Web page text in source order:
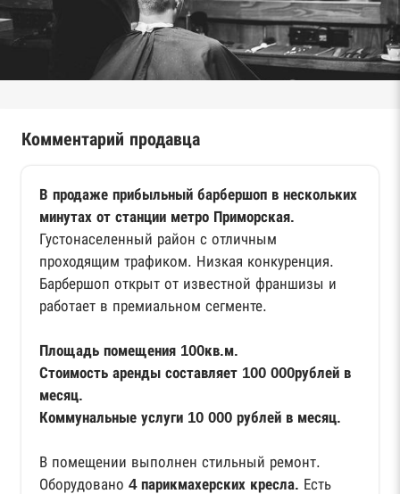
Комментарий продавца
В продаже прибыльный барбершоп в нескольких
минутах от станции метро Приморская.
Густонаселенный район с отличным
проходящим трафиком. Низкая конкуренция.
Барбершоп открыт от известной франшизы и
работает в премиальном сегменте.
Площадь помещения 100кв.м.
Стоимость аренды составляет 100 000рублей в
месяц.
Коммунальные услуги 10 000 рублей в месяц.
В помещении выполнен стильный ремонт.
Оборудовано 4 парикмахерских кресла. Есть